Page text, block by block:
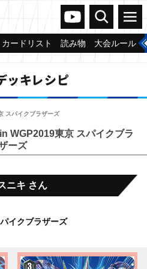
ヴァンガードch
検索 メニュー
カードリスト 読み物 大会ルール
ッキレシピ
スパイクブラザーズ
WGP2019東京 スパイクブラ
ーズ
ニキ さん
イクブラザーズ